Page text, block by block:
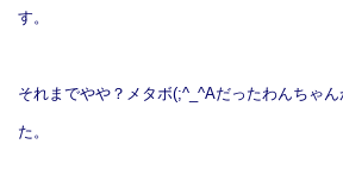
す。
それまでやや？メタボ(;^_^Aだったわんちゃ
た。